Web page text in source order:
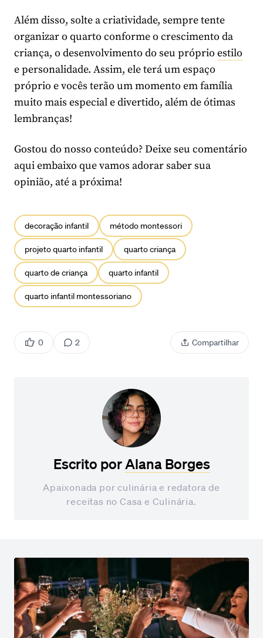
Além disso, solte a criatividade, sempre tente
organizar o quarto conforme o crescimento da
criança, o desenvolvimento do seu próprio estilo
e personalidade. Assim, ele terá um espaço
próprio e vocês terão um momento em família
muito mais especial e divertido, além de ótimas
lembranças!
Gostou do nosso conteúdo? Deixe seu comentário
aqui embaixo que vamos adorar saber sua
opinião, até a próxima!
decoração infantil método montessori
projeto quarto infantil quarto criança
quarto de criança quarto infantil
quarto infantil montessoriano
0 2 Compartilhar
Escrito porAlana Borges
Apaixonada por culinária e redatora de
receitas no Casa e Culinária.